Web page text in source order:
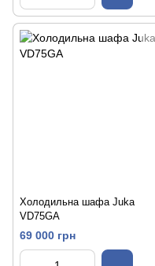
Холодильна шафа Juka
VD75GA
69 000 грн